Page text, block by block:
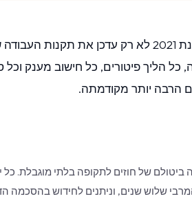
צו-החוק הפדרלי מספר 33 משנת 2021 לא רק
כל הליך פיטורים, כל חישוב מענק
הרבה יותר מקודמתה.
ביטולם של חוזים לתקופה בלתי מוגבלת. כל
שלוש שנים, וניתנים לחידוש בהסכמה